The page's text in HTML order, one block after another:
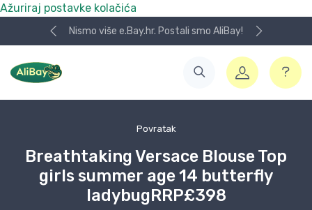
Ažuriraj postavke kolačića
Nismo više e.Bay.hr. Postali smo AliBay!
Povratak
Breathtaking Versace Blouse Top
girls summer age 14 butterfly
ladybugRRP£398